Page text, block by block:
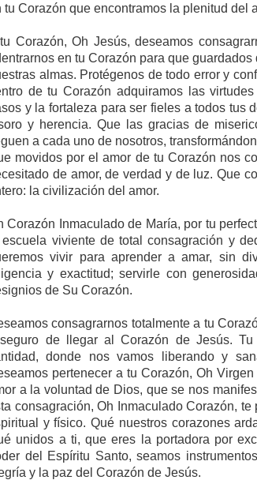
tu Corazón que encontramos la plenitud del
Corazón, Oh Jesús, deseamos
en tu Corazón para que
almas. Protégenos de todo error y
de tu Corazón adquiramos las
y la fortaleza para ser fieles a todos tus
y herencia. Que las gracias de
a cada uno de nosotros,
movidos por el amor de tu Corazón nos
de amor, de verdad y de luz. Que
la civilización del amor.
Corazón Inmaculado de María, por tu
viviente de total consagración y
vivir para aprender a amar, sin
y exactitud; servirle con
de Su Corazón.
consagrarnos totalmente a tu
de llegar al Corazón de Jesús.
donde nos vamos liberando y
pertenecer a tu Corazón, Oh
a la voluntad de Dios, que se nos
consagración, Oh Inmaculado Corazón,
y físico. Qué nuestros corazones
unidos a ti, que eres la portadora por
del Espíritu Santo, seamos
y la paz del Corazón de Jesús.